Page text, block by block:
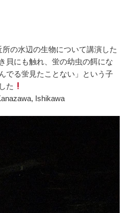
の水辺の生物について講演した
貝にも触れ、蛍の幼虫の餌にな
でる蛍見たことない」という子
た
Ishikawa